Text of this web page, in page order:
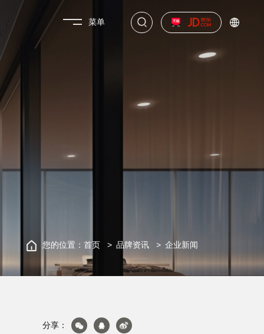
菜单
您的位置： 首页 品牌资讯 企业新闻
分享：